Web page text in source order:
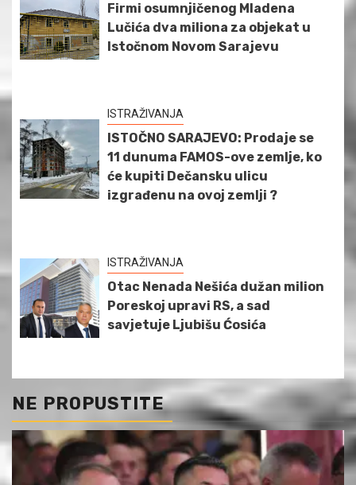
Firmi osumnjičenog Mladena
Lučića dva miliona za objekat u
Istočnom Novom Sarajevu
ISTRAŽIVANJA
ISTOČNO SARAJEVO: Prodaje se
11 dunuma FAMOS-ove zemlje, ko
će kupiti Dečansku ulicu
izgrađenu na ovoj zemlji ?
ISTRAŽIVANJA
Otac Nenada Nešića dužan milion
Poreskoj upravi RS, a sad
savjetuje Ljubišu Ćosića
NE PROPUSTITE